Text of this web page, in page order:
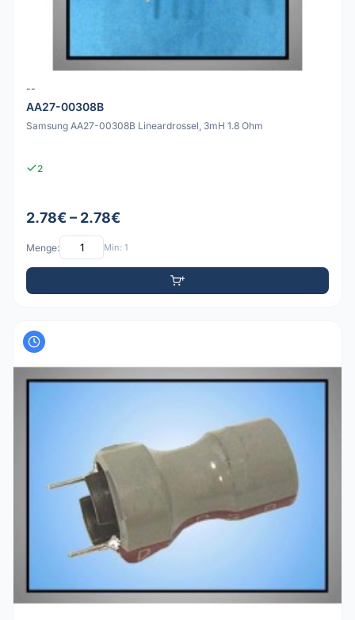
--
AA27-00308B
Samsung AA27-00308B Lineardrossel, 3mH 1.8 Ohm
2
2.78€ – 2.78€
Menge: Min: 1